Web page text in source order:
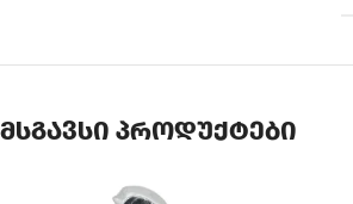
მსგავსი პროდუქტები